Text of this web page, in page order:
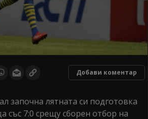
Добави коментар
започна лятната си подготовка
със 7:0 срещу сборен отбор на